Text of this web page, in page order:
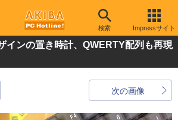
検索 Impressサイト
インの置き時計、QWERTY配列も再現
次の画像